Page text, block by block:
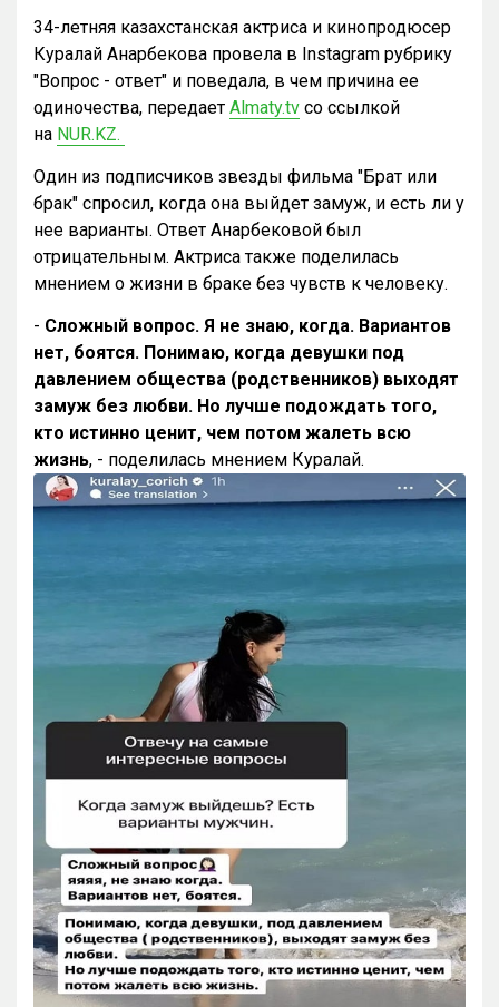
34-летняя казахстанская актриса и кинопродюсер
Куралай Анарбекова провела в Instagram рубрику
"Вопрос - ответ" и поведала, в чем причина ее
одиночества, передает Almaty.tv со ссылкой
на NUR.KZ.
Один из подписчиков звезды фильма "Брат или
брак" спросил, когда она выйдет замуж, и есть ли у
нее варианты. Ответ Анарбековой был
отрицательным. Актриса также поделилась
мнением о жизни в браке без чувств к человеку.
- Сложный вопрос. Я не знаю, когда. Вариантов
нет, боятся. Понимаю, когда девушки под
давлением общества (родственников) выходят
замуж без любви. Но лучше подождать того,
кто истинно ценит, чем потом жалеть всю
жизнь, - поделилась мнением Куралай.